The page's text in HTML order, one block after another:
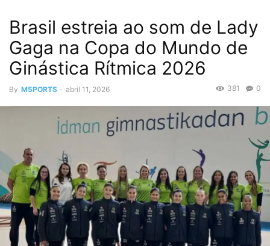
Brasil estreia ao som de Lady
Gaga na Copa do Mundo de
Ginástica Rítmica 2026
By M5PORTS - abril 11, 2026 0
381